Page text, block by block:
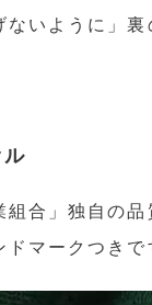
ないように」
組合」独自の
マークつきで